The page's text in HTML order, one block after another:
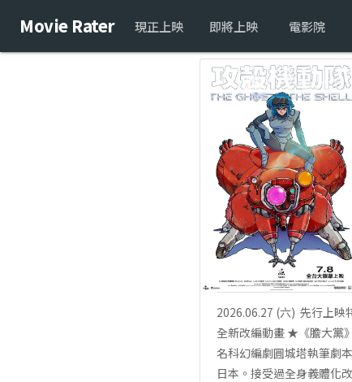
Movie Rater 現正上映 即將上映 電影院
2026.06.27 (六) ​ 先行上
全新改編動畫 ★《膽大黨
名科幻編劇圓城塔執筆劇
日本。接受過全身義體化